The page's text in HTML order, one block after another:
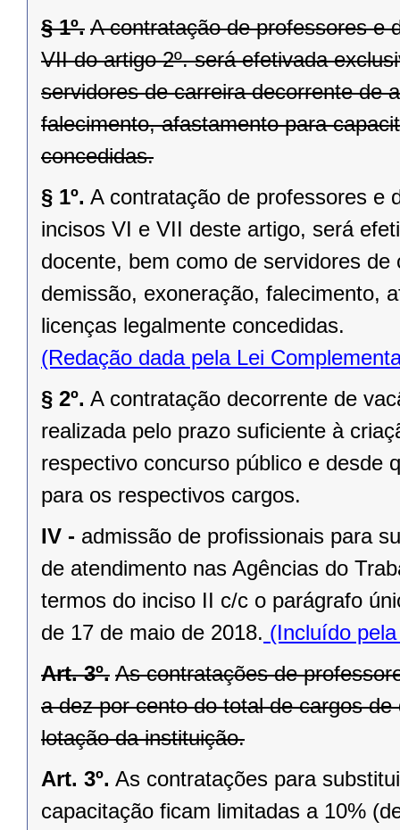
§ 1º. A contratação de professores e
VII do artigo 2º. será efetivada
servidores de carreira decorrente de
falecimento, afastamento para
concedidas.
§ 1º. A contratação de professores e
incisos VI e VII deste artigo, será
docente, bem como de servidores
demissão, exoneração, falecimento,
licenças legalmente concedidas.
(Redação dada pela Lei
§ 2º. A contratação decorrente de
realizada pelo prazo suficiente à
respectivo concurso público e desde
para os respectivos cargos.
IV - admissão de profissionais para
de atendimento nas Agências do
termos do inciso II c/c o parágrafo
de 17 de maio de 2018. (Incluído
Art. 3º. As contratações de
a dez por cento do total de cargos
lotação da instituição.
Art. 3º. As contratações para
capacitação ficam limitadas a 10%